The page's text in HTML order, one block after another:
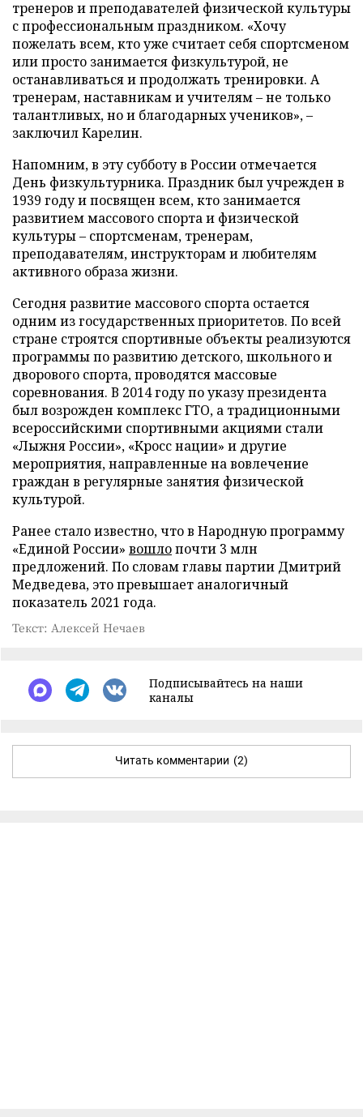
тренеров и преподавателей физической культуры
с профессиональным праздником. «Хочу
пожелать всем, кто уже считает себя спортсменом
или просто занимается физкультурой, не
останавливаться и продолжать тренировки. А
тренерам, наставникам и учителям – не только
талантливых, но и благодарных учеников», –
заключил Карелин.
Напомним, в эту субботу в России отмечается
День физкультурника. Праздник был учрежден в
1939 году и посвящен всем, кто занимается
развитием массового спорта и физической
культуры – спортсменам, тренерам,
преподавателям, инструкторам и любителям
активного образа жизни.
Сегодня развитие массового спорта остается
одним из государственных приоритетов. По всей
стране строятся спортивные объекты реализуются
программы по развитию детского, школьного и
дворового спорта, проводятся массовые
соревнования. В 2014 году по указу президента
был возрожден комплекс ГТО, а традиционными
всероссийскими спортивными акциями стали
«Лыжня России», «Кросс нации» и другие
мероприятия, направленные на вовлечение
граждан в регулярные занятия физической
культурой.
Ранее стало известно, что в Народную программу
«Единой России» вошлопочти 3 млн
предложений. По словам главы партии Дмитрий
Медведева, это превышает аналогичный
показатель 2021 года.
Текст: Алексей Нечаев
Подписывайтесь на наши
каналы
Читать комментарии (2)